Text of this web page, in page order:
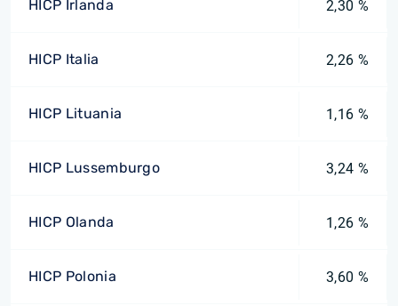
HICP Irlanda 2,30 %
HICP Italia 2,26 %
HICP Lituania 1,16 %
HICP Lussemburgo 3,24 %
HICP Olanda 1,26 %
HICP Polonia 3,60 %